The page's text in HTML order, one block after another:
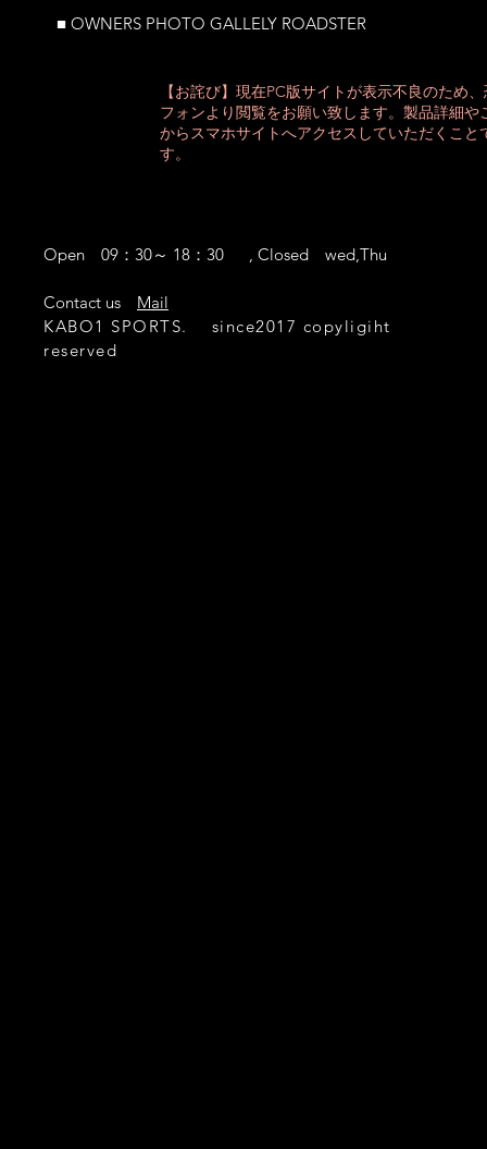
■ OWNERS PHOTO GALLELY ROADSTER
【お詫び】現在PC版サイトが表示不良のため
フォンより閲覧をお願い致します。製品詳細や
からスマホサイトへアクセスしていただくこと
す。
Open 09：30～ 18：30 , Closed wed,Thu
​Contact us Mail
KABO1 SPORTS. since2017 copyligiht
reserved